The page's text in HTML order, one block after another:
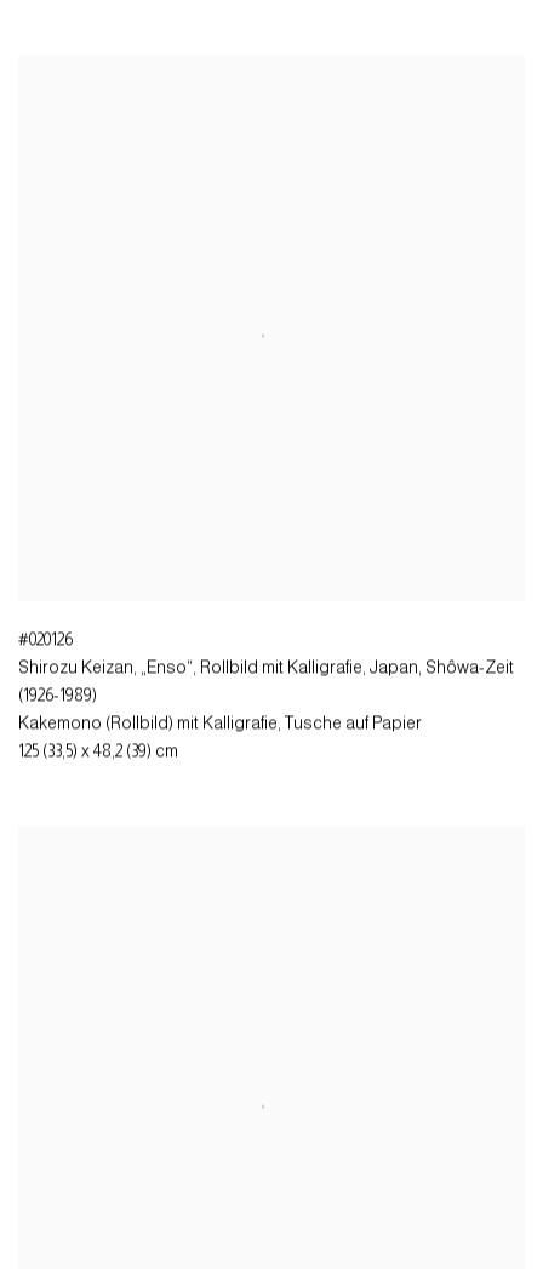
#020126
Shirozu Keizan, „Enso“, Rollbild mit Kalligrafie, Japan, Shôwa-Zeit
(1926-1989)
Kakemono (Rollbild) mit Kalligrafie, Tusche auf Papier
125 (33,5) x 48,2 (39) cm